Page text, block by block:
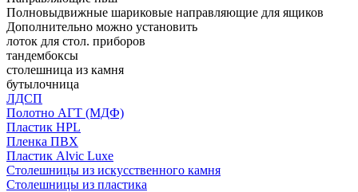
Полновыдвижные шариковые направляющие для ящиков
Дополнительно можно установить
лоток для стол. приборов
тандембоксы
столешница из камня
бутылочница
ЛДСП
Полотно АГТ (МДФ)
Пластик HPL
Пленка ПВХ
Пластик Alvic Luxe
Столешницы из искусственного камня
Столешницы из пластика